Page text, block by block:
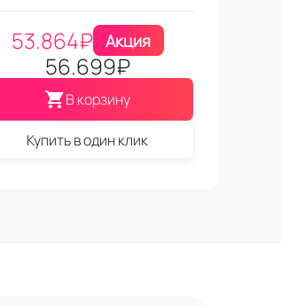
53.864₽ Акция
56.699₽
В корзину
Купить в один клик